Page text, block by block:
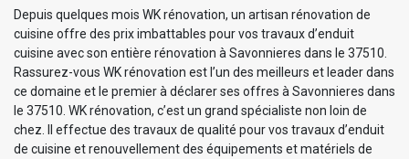
Depuis quelques mois WK rénovation, un artisan rénovation de
cuisine offre des prix imbattables pour vos travaux d’enduit
cuisine avec son entière rénovation à Savonnieres dans le 37510.
Rassurez-vous WK rénovation est l’un des meilleurs et leader dans
ce domaine et le premier à déclarer ses offres à Savonnieres dans
le 37510. WK rénovation, c’est un grand spécialiste non loin de
chez. Il effectue des travaux de qualité pour vos travaux d’enduit
de cuisine et renouvellement des équipements et matériels de